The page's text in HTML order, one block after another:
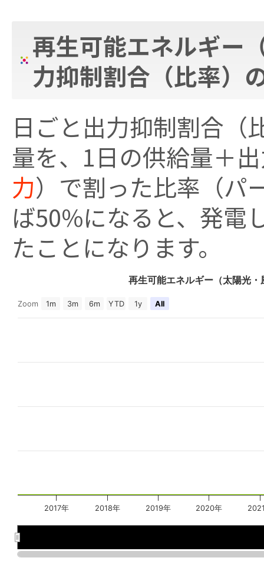
再生可能エネルギー
力抑制割合（比率）
日ごと出力抑制割合（
量を、1日の供給量＋
力）で割った比率（パ
ば50%になると、発電
たことになります。
再生可能エネルギー（太陽光
Zoom 1m 3m 6m YTD 1y All
2017年 2018年 2019年 2020年